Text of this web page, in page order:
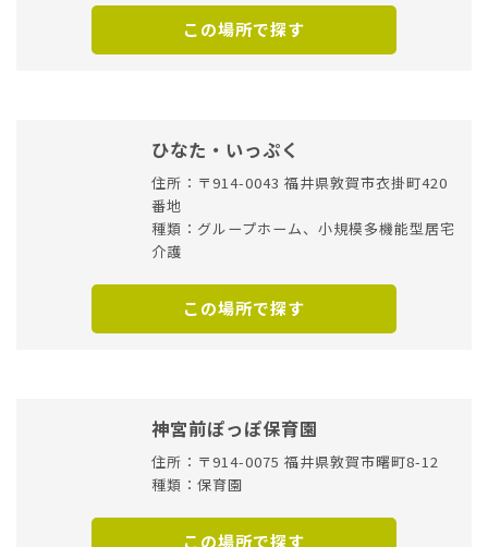
この場所で探す
ひなた・いっぷく
住所：〒914-0043 福井県敦賀市衣掛町420
番地
種類：グループホーム、小規模多機能型居宅
介護
この場所で探す
神宮前ぽっぽ保育園
住所：〒914-0075 福井県敦賀市曙町8-12
種類：保育園
この場所で探す